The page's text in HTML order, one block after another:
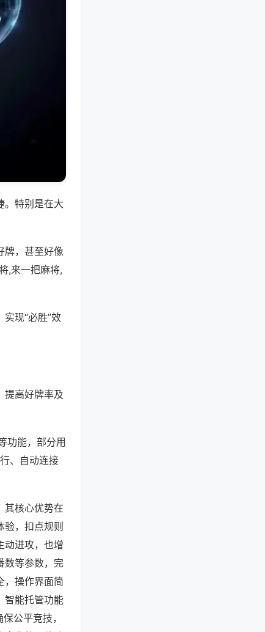
。特别是在大
牌，甚至好像
,来一把麻将,
现“必胜”效
提高好牌率及
功能，部分用
、自动连接
其核心优势在
验，扣点规则
动进攻，也增
数等参数，完
，操作界面简
智能托管功能
公平竞技，